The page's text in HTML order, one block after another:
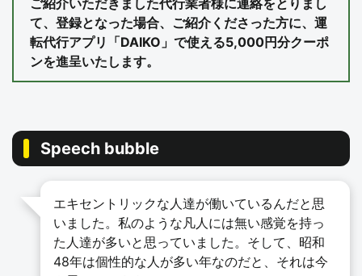
ご紹介いただきました代行業者様に連絡をとりまし
て、登録となった場合、ご紹介くださった方に、運
転代行アプリ「DAIKO」で使える5,000円分クーポ
ンを進呈いたします。
Speech bubble
エキセントリックな人達が働いているんだと思
いました。私のような凡人には無い感覚を持っ
た人達が多いと思っていました。そして、昭和
48年は個性的な人が多い年なのだと、それは今